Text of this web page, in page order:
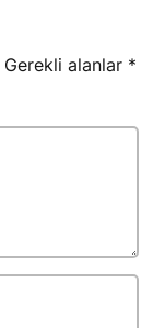
Gerekli alanlar *